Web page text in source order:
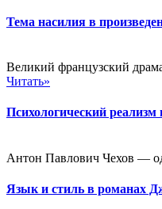
Тема насилия в
Великий французский
Читать»
Психологический реализм
Антон Павлович Чехов —
Язык и стиль в романах